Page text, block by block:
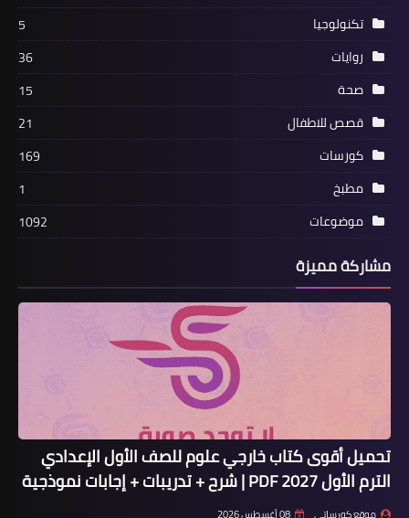
تكنولوجيا
5
روايات
36
صحة
15
قصص للاطفال
21
كورسات
169
مطبخ
1
موضوعات
1092
مشاركة مميزة
تحميل أقوى كتاب خارجي علوم للصف الأول الإعدادي
الترم الأول 2027 PDF | شرح + تدريبات + إجابات نموذجية